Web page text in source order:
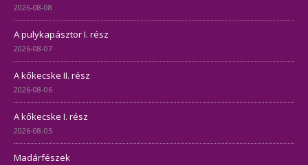
2026-08-08
A pulykapásztor I. rész
2026-08-07
A kőkecske II. rész
2026-08-06
A kőkecske I. rész
2026-08-05
Madárfészek